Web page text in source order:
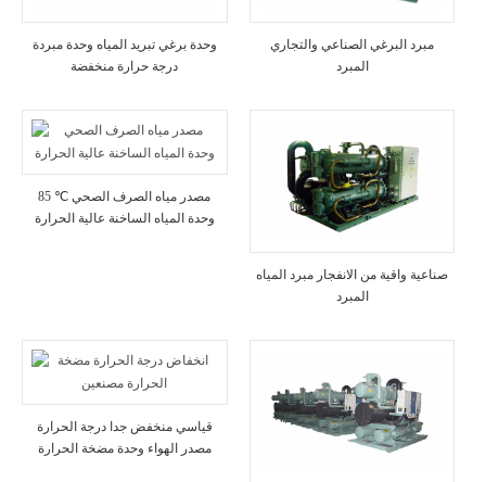
وحدة برغي تبريد المياه وحدة مبردة
درجة حرارة منخفضة
مبرد البرغي الصناعي والتجاري
المبرد
85 ℃ مصدر مياه الصرف الصحي
وحدة المياه الساخنة عالية الحرارة
صناعية واقية من الانفجار مبرد المياه
المبرد
قياسي منخفض جدا درجة الحرارة
مصدر الهواء وحدة مضخة الحرارة